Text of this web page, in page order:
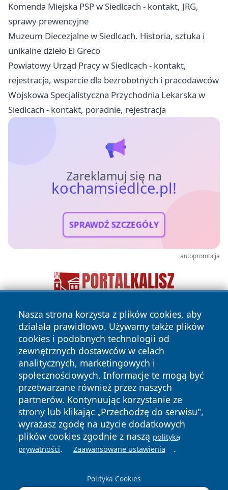
Komenda Miejska PSP w Siedlcach - kontakt, JRG,
sprawy prewencyjne
Muzeum Diecezjalne w Siedlcach. Historia, sztuka i
unikalne dzieło El Greco
Powiatowy Urząd Pracy w Siedlcach - kontakt,
rejestracja, wsparcie dla bezrobotnych i pracodawców
Wojskowa Specjalistyczna Przychodnia Lekarska w
Siedlcach - kontakt, poradnie, rejestracja
Zareklamuj się na
kochamsiedlce.pl!
SPRAWDŹ SZCZEGÓŁY
autopromocja
Nasza strona korzysta z plików cookies, aby
działała prawidłowo. Używamy także plików
cookies i podobnych technologii od
zewnętrznych dostawców w celach
analitycznych, marketingowych i
społecznościowych. Informacje te mogą być
przetwarzane również przez naszych
partnerów. Kontynuując korzystanie ze
strony lub klikając „Przechodzę do serwisu",
wyrażasz zgodę na użycie dodatkowych
plików cookies zgodnie z naszą polityką
prywatności. Zaawansowane ustawienia .
Polityka Cookies
Copyright © 2026 kochamsiedlce.pl Wszystkie prawa
zastrzeżone.
News Autorzy
Polityka
Prywatności
Polityka
Cookies